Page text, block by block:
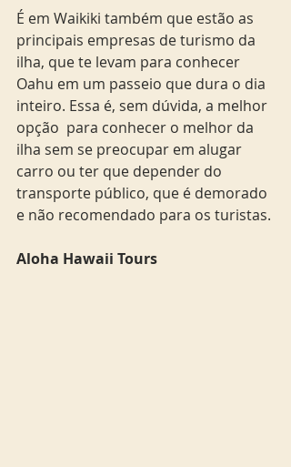
É em Waikiki também que estão as
principais empresas de turismo da
ilha, que te levam para conhecer
Oahu em um passeio que dura o dia
inteiro. Essa é, sem dúvida, a melhor
opção  para conhecer o melhor da
ilha sem se preocupar em alugar
carro ou ter que depender do
transporte público, que é demorado
e não recomendado para os turistas.
Aloha Hawaii Tours